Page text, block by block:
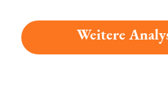
Weitere